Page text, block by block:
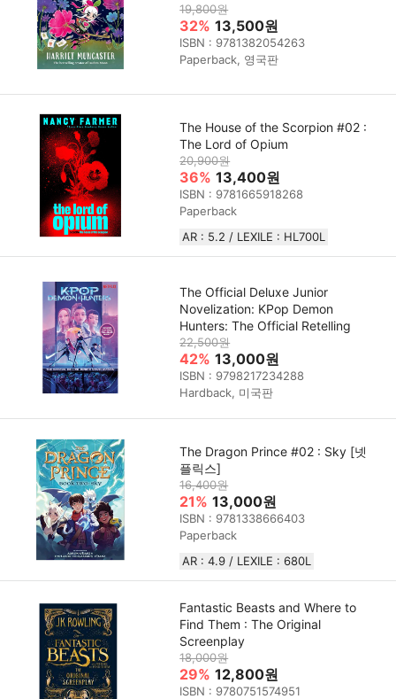
19,800원
32% 13,500원
ISBN : 9781382054263
Paperback, 영국판
The House of the Scorpion #02 :
The Lord of Opium
20,900원
36% 13,400원
ISBN : 9781665918268
Paperback
AR : 5.2 / LEXILE : HL700L
The Official Deluxe Junior
Novelization: KPop Demon
Hunters: The Official Retelling
22,500원
42% 13,000원
ISBN : 9798217234288
Hardback, 미국판
The Dragon Prince #02 : Sky [넷
플릭스]
16,400원
21% 13,000원
ISBN : 9781338666403
Paperback
AR : 4.9 / LEXILE : 680L
Fantastic Beasts and Where to
Find Them : The Original
Screenplay
18,000원
29% 12,800원
ISBN : 9780751574951